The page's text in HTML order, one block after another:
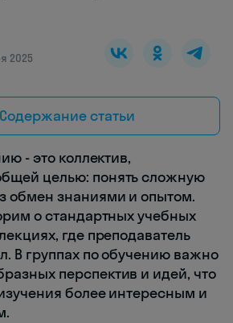
2025
Содержание статьи
- это коллектив,
целью: понять сложную
обмен знаниями и опытом.
о стандартных учебных
где преподаватель
В группах по обучению важно
перспектив и идей, что
более интересным и